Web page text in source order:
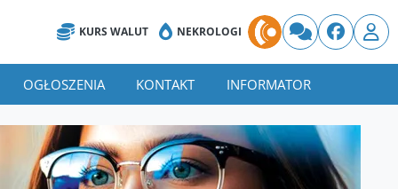
KURS WALUT NEKROLOGI
OGŁOSZENIA KONTAKT INFORMATOR